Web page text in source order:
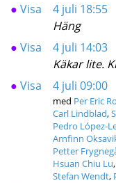
● Visa 4 juli 18:55
Häng
● Visa 4 juli 14:03
Käkar lite.
● Visa 4 juli 09:00
med Per Eric
Carl Lindblad,
Pedro López-
Arnfinn
Petter
Hsuan Chiu Lu,
Stefan Wendt,